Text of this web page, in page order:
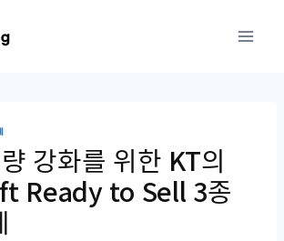
강화를 위한 KT의
Ready to Sell 3종